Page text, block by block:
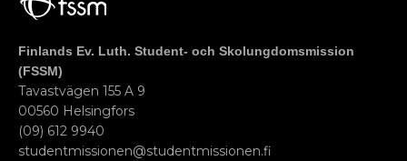
Finlands Ev. Luth. Student- och Skolungdomsmission
(FSSM)
Tavastvägen 155 A 9
00560 Helsingfors
(09) 612 9940
studentmissionen@studentmissionen.fi